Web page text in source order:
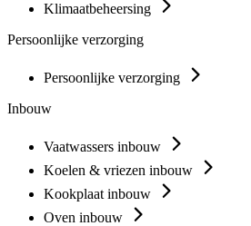
Klimaatbeheersing
Persoonlijke verzorging
Persoonlijke verzorging
Inbouw
Vaatwassers inbouw
Koelen & vriezen inbouw
Kookplaat inbouw
Oven inbouw